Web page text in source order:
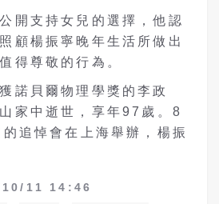
開支持女兒的選擇，他認
顧楊振寧晚年生活所做出
得尊敬的行為。
諾貝爾物理學獎的李政
家中逝世，享年97歲。8
追悼會在上海舉辦，楊振
10/11 14:46